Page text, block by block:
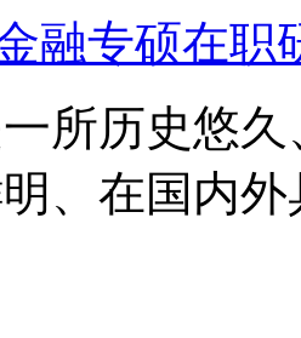
融专硕在职
所历史悠
、在国内外